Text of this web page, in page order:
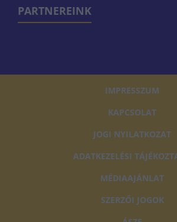
PARTNEREINK
IMPRESSZUM
KAPCSOLAT
JOGI NYILATKOZAT
ADATKEZELÉSI
MÉDIAAJÁNLAT
SZERZŐI JOGOK